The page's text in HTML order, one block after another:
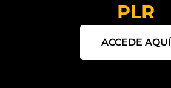
PLR
ACCEDE AQUÍ